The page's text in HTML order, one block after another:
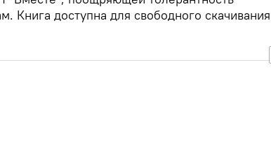
Книга доступна для свободного скачивания